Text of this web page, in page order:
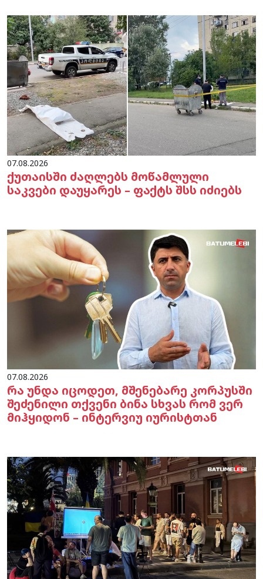
07.08.2026
ქუთაისში ძაღლებს მოწამლული
საკვები დაუყარეს – ფაქტს შსს იძიებს
07.08.2026
რა უნდა იცოდეთ, მშენებარე კორპუსში
შეძენილი თქვენი ბინა სხვას რომ ვერ
მიჰყიდონ – ინტერვიუ იურისტთან